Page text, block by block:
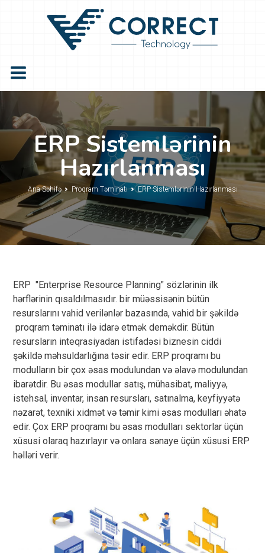
ERP Sistemlərinin
Hazırlanması
Ana Səhifə Proqram Təminatı ERP Sistemlərinin Hazırlanması
ERP "Enterprise Resource Planning" sözlərinin ilk
hərflərinin qısaldılmasıdır. bir müəssisənin bütün
resurslarını vahid verilənlər bazasında, vahid bir şəkildə
proqram təminatı ilə idarə etmək deməkdir. Bütün
resursların inteqrasiyadan istifadəsi biznesin ciddi
şəkildə məhsuldarlığına təsir edir. ERP proqramı bu
modulların bir çox əsas modulundan və əlavə modulundan
ibarətdir. Bu əsas modullar satış, mühasibat, maliyyə,
istehsal, inventar, insan resursları, satınalma, keyfiyyətə
nəzarət, texniki xidmət və təmir kimi əsas modulları əhatə
edir. Çox ERP proqramı bu əsas modulları sektorlar üçün
xüsusi olaraq hazırlayır və onlara sənaye üçün xüsusi ERP
həlləri verir.